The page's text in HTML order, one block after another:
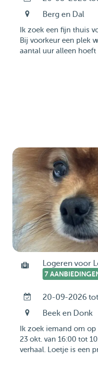
Berg en Dal
Ik zoek een fijn thuis
Bij voorkeur een plek
aantal uur alleen hoeft
Logeren voor
7
20-09-2026
Beek en Donk
Ik zoek iemand om
23 okt. van 16:00 tot
verhaal. Loetje is een